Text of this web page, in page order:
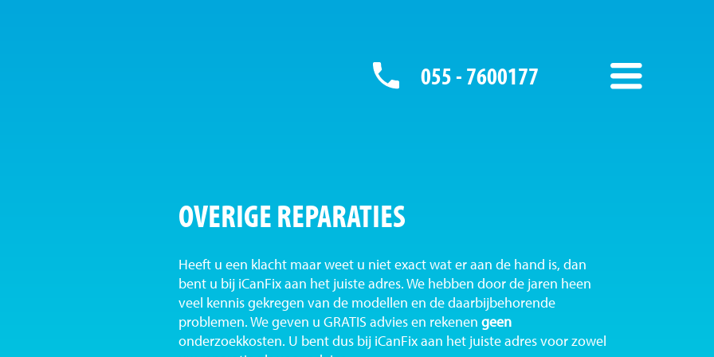
055 - 7600177
OVERIGE REPARATIES
Heeft u een klacht maar weet u niet exact wat er aan de hand is, dan
bent u bij iCanFix aan het juiste adres. We hebben door de jaren heen
veel kennis gekregen van de modellen en de daarbijbehorende
problemen. We geven u GRATIS advies en rekenen geen
onderzoekkosten. U bent dus bij iCanFix aan het juiste adres voor zowel